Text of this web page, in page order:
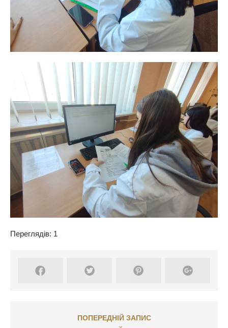
Переглядів: 1
ПОПЕРЕДНІЙ ЗАПИС